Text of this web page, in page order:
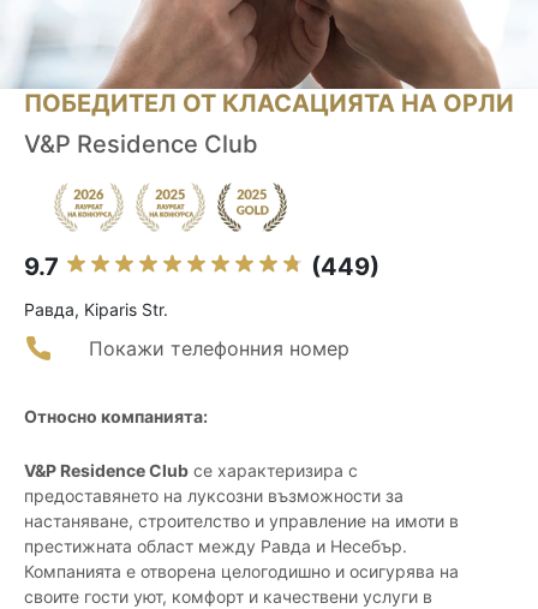
ПОБЕДИТЕЛ ОТ КЛАСАЦИЯТА НА ОРЛИ
V&P Residence Club
9.7 (449)
Равда, Kiparis Str.
Покажи телефонния номер
Относно компанията:
V&P Residence Club се характеризира с
предоставянето на луксозни възможности за
настаняване, строителство и управление на имоти в
престижната област между Равда и Несебър.
Компанията е отворена целогодишно и осигурява на
своите гости уют, комфорт и качествени услуги в